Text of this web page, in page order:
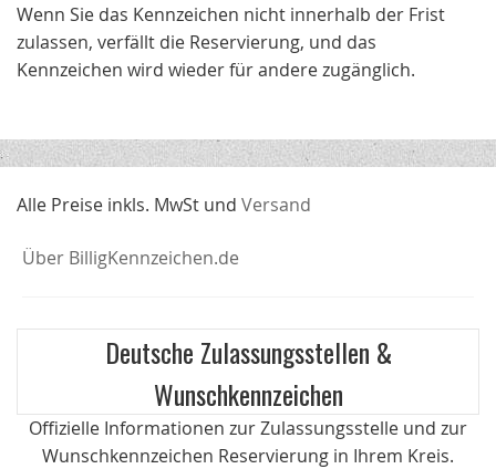
Wenn Sie das Kennzeichen nicht innerhalb der Frist
zulassen, verfällt die Reservierung, und das
Kennzeichen wird wieder für andere zugänglich.
Alle Preise inkls. MwSt und Versand
Über BilligKennzeichen.de
Deutsche Zulassungsstellen &
Wunschkennzeichen
Offizielle Informationen zur Zulassungsstelle und zur
Wunschkennzeichen Reservierung in Ihrem Kreis.